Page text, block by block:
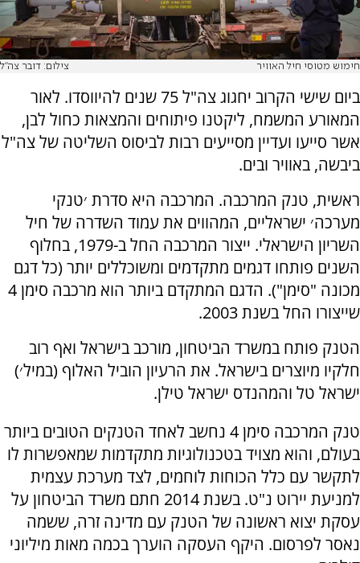
חימוש מטוסי חיל האוויר צילום: דובר צה"ל
ביום שישי הקרוב יחגוג צה"ל 75 שנים להיווסדו. לאור
המאורע המשמח, ליקטנו פיתוחים והמצאות כחול לבן,
אשר סייעו ועדיין מסייעים רבות לביסוס השליטה של צה"ל
ביבשה, באוויר ובים.
ראשית, טנק המרכבה. המרכבה היא סדרת ׳טנקי
מערכה׳ ישראליים, המהווים את עמוד השדרה של חיל
השריון הישראלי. ייצור המרכבה החל ב-1979, בחלוף
השנים פותחו דגמים מתקדמים ומשוכללים יותר (כל דגם
מכונה "סימן"). הדגם המתקדם ביותר הוא מרכבה סימן 4
שייצורו החל בשנת 2003.
הטנק פותח במשרד הביטחון, מורכב בישראל ואף רוב
חלקיו מיוצרים בישראל. את הרעיון הוביל האלוף (במיל׳)
ישראל טל והמהנדס ישראל טילן.
טנק המרכבה סימן 4 נחשב לאחד הטנקים הטובים ביותר
בעולם, והוא מצויד בטכנולוגיות מתקדמות שמאפשרות לו
לתקשר עם כלל הכוחות לוחמים, לצד מערכת עצמית
למניעת יירוט נ"ט. בשנת 2014 חתם משרד הביטחון על
עסקת יצוא ראשונה של הטנק עם מדינה זרה, ששמה
נאסר לפרסום. היקף העסקה הוערך בכמה מאות מיליוני